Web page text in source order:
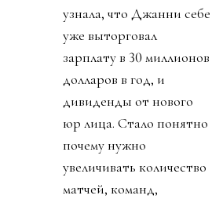
узнала, что Джанни себе
уже выторговал
зарплату в 30 миллионов
долларов в год, и
дивиденды от нового
юр лица. Стало понятно
почему нужно
увеличивать количество
матчей, команд,